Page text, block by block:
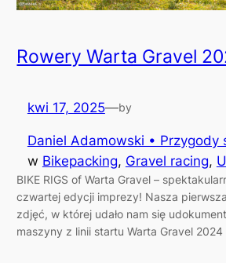
Rowery Warta Gravel
kwi 17, 2025—by
Daniel Adamowski • Przygody
w Bikepacking, Gravel racing,
BIKE RIGS of Warta Gravel –
czwartej edycji imprezy! Nasza
zdjęć, w której udało nam się
maszyny z linii startu Warta Gravel 2024